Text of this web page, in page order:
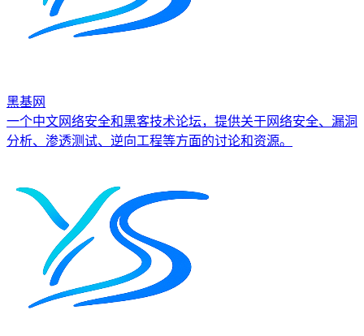
黑基网
一个中文网络安全和黑客技术论坛，提供关于网络安全、漏洞
分析、渗透测试、逆向工程等方面的讨论和资源。